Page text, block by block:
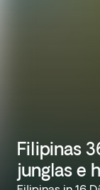
Filipinas
junglas e